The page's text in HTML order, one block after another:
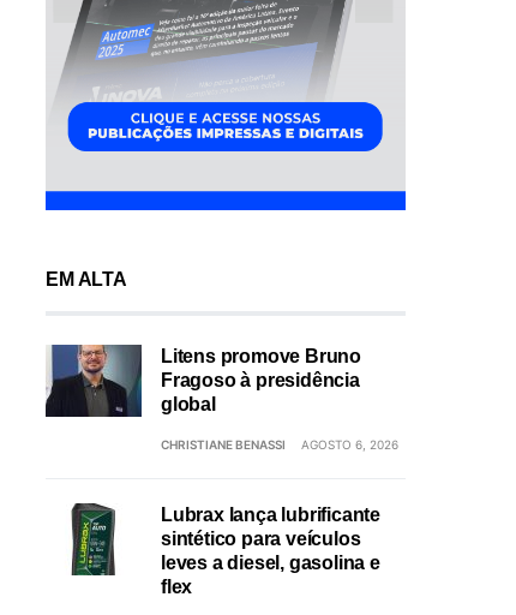
EM ALTA
Litens promove Bruno
Fragoso à presidência
global
CHRISTIANE BENASSI AGOSTO 6, 2026
Lubrax lança lubrificante
sintético para veículos
leves a diesel, gasolina e
flex